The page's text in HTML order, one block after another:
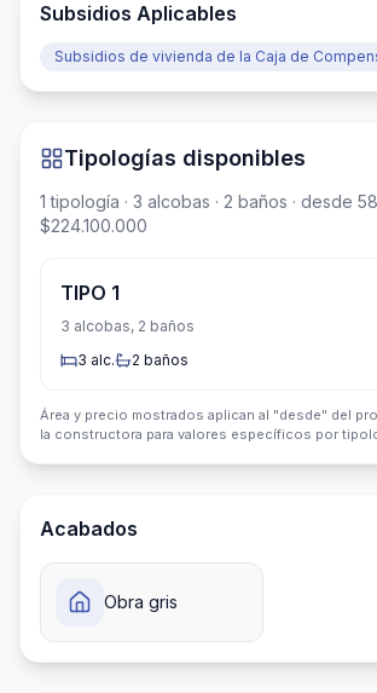
Subsidios Aplicables
Subsidios de vivienda de la Caja de
Tipologías disponibles
1 tipología · 3 alcobas · 2 baños · desde
$224.100.000
TIPO 1
3 alcobas, 2 baños
3 alc. 2 baños
Área y precio mostrados aplican al "desde" del
la constructora para valores específicos por
Acabados
Obra gris